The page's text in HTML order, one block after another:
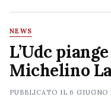
NEWS
L’Udc
Michelino
PUBBLICATO IL 6 GIUGNO